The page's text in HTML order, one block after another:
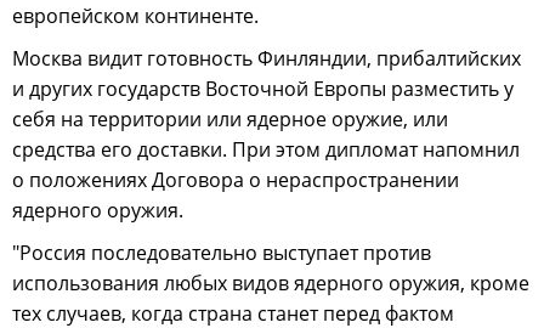
европейском континенте.
Москва видит готовность Финляндии, прибалтийских
и других государств Восточной Европы разместить у
себя на территории или ядерное оружие, или
средства его доставки. При этом дипломат напомнил
о положениях Договора о нераспространении
ядерного оружия.
"Россия последовательно выступает против
использования любых видов ядерного оружия, кроме
тех случаев, когда страна станет перед фактом